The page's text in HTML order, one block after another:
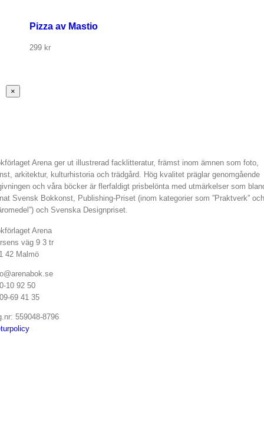
Pizza av Mastio
299 kr
Stäng
snabbvy
×
Arena ger ut illustrerad facklitteratur, främst inom ämnen som foto,
arkitektur, kulturhistoria och trädgård. Hög kvalitet präglar genomgående
och våra böcker är flerfaldigt prisbelönta med utmärkelser som
Svensk Bokkonst, Publishing-Priset (inom kategorier som ”Praktverk” och
och Svenska Designpriset.
Arena
väg 9 3 tr
42 Malmö
10 92 50
69 41 35
559048-8796